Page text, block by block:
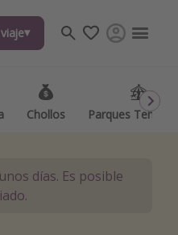
Chollos Parques
viaje
Chollos Parques
días. Es posible